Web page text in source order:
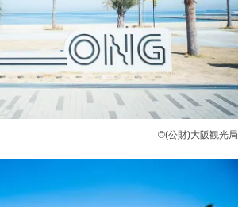
OSAKA】外観、内装、客室すべてがおしゃ
ル
©(公財)大阪観光局